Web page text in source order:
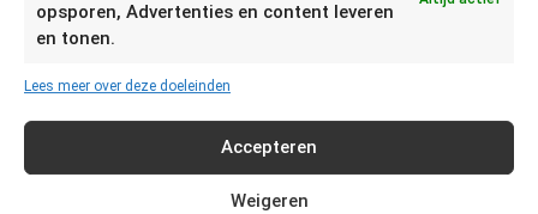
opsporen, Advertenties en content leveren
en tonen.
Lees meer over deze doeleinden
Accepteren
Weigeren
een schone lepel of vork opschept.
worden. Het maakt eigenlijk niet uit of ze wit of groen zijn.
in de groentelade van je koelkast bewaard te worden om
uitdrogen te voorkomen. Groene asperges kunnen tot 2
dagen in de groentelade van je koelkast bewaard worden.